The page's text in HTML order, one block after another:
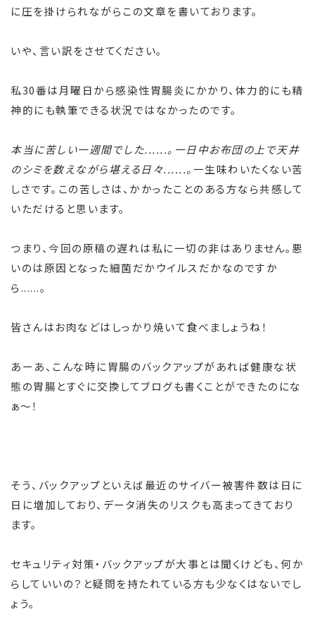
に圧を掛けられながらこの文章を書いております。
いや、言い訳をさせてください。
私30番は月曜日から感染性胃腸炎にかかり、体力的にも精
神的にも執筆できる状況ではなかったのです。
本当に苦しい一週間でした......。一日中お布団の上で天井
のシミを数えながら堪える日々......。一生味わいたくない苦
しさです。この苦しさは、かかったことのある方なら共感して
いただけると思います。
つまり、今回の原稿の遅れは私に一切の非はありません。悪
いのは原因となった細菌だかウイルスだかなのですか
ら......。
皆さんはお肉などはしっかり焼いて食べましょうね！
あーあ、こんな時に胃腸のバックアップがあれば健康な状
態の胃腸とすぐに交換してブログも書くことができたのにな
ぁ～！
そう、バックアップといえば最近のサイバー被害件数は日に
日に増加しており、データ消失のリスクも高まってきており
ます。
セキュリティ対策・バックアップが大事とは聞くけども、何か
らしていいの？と疑問を持たれている方も少なくはないでし
ょう。